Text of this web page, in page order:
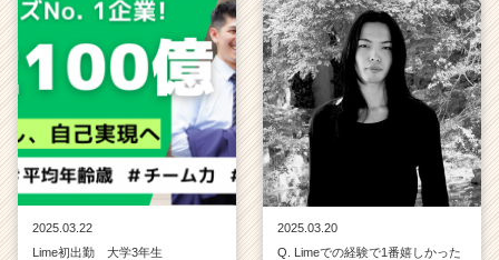
2025.03.22
Lime初出勤 大学3年生
2025.03.20
Q. Limeでの経験で1番嬉しかった